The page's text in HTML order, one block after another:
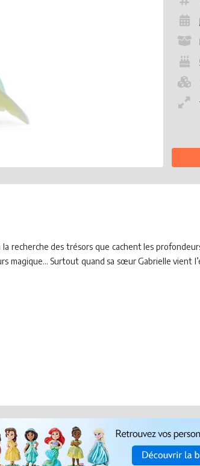
recherche des trésors que cachent les
magique… Surtout quand sa sœur Gabrielle vient